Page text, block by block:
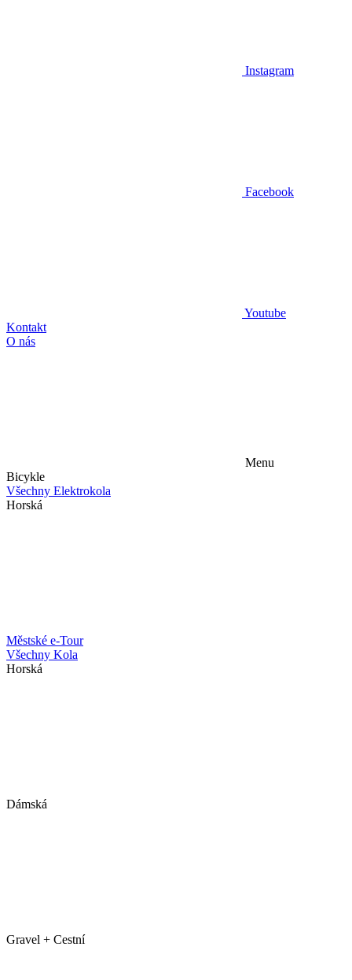
Instagram
Facebook
Youtube
Kontakt
O nás
Menu
Bicykle
Všechny Elektrokola
Horská
Městské e-Tour
Všechny Kola
Horská
Dámská
Gravel + Cestní